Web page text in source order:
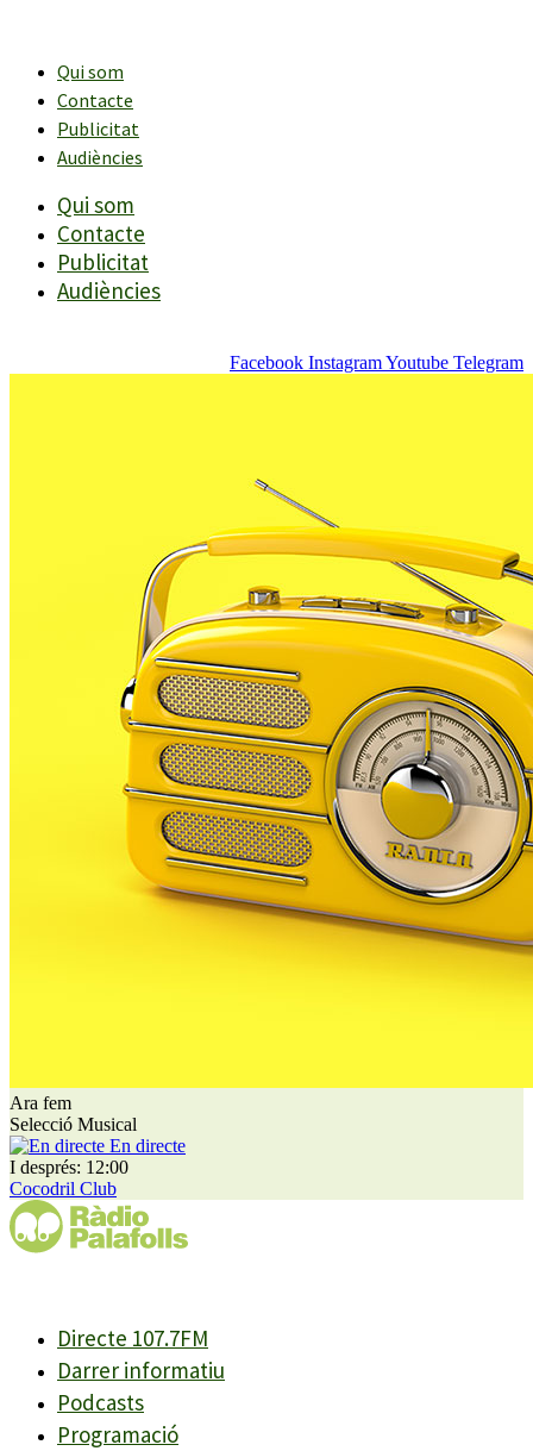
contingutQui som
Contacte
Publicitat
Audiències
Qui som
Contacte
Publicitat
Audiències
Facebook InstagramYoutube Telegram
Ara fem
Selecció Musical
En directe
I després: 12:00
Cocodril Club
Directe 107.7FM
Darrer informatiu
Podcasts
Programació